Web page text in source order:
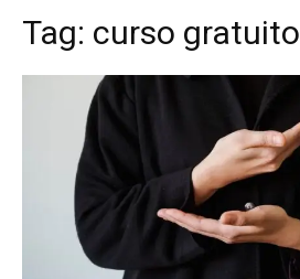
Tag: curso gratuito